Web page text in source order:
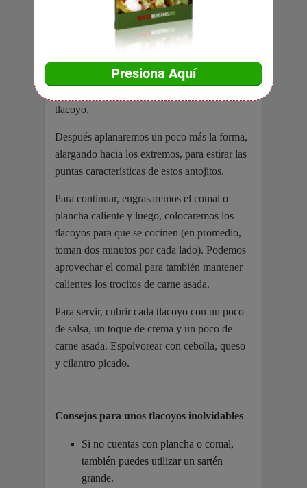
frijoles refritos (dependiendo del tamaño que
estemos dando al tlacoyo). Luego,
doblaremos la masa como si estuviéramos
obtenido esta forma, haremos presión en los
tlacoyo.
Después aplanaremos un poco más la forma,
alargando hacia los extremos, para estirar las
puntas características de estos antojitos.
Para continuar, engrasaremos el comal o
plancha caliente y luego, colocaremos los
tlacoyos para que se cocinen (en promedio,
toman dos minutos por cada lado). Podemos
aprovechar el comal para también mantener
calientes los trocitos de carne asada.
Para servir, cubrir cada tlacoyo con un poco
de salsa, un toque de crema y un poco de
carne asada. Espolvorear con cebolla, queso
y cilantro picado.
Consejos para unos tlacoyos inolvidables
Si no cuentas con plancha o comal,
también puedes utilizar un sartén
grande.